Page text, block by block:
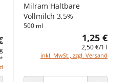
Milram Haltbare
Vollmilch 3,5%
500 ml
1,25 €
2,50 €/1 l
inkl. MwSt., zzgl. Versand